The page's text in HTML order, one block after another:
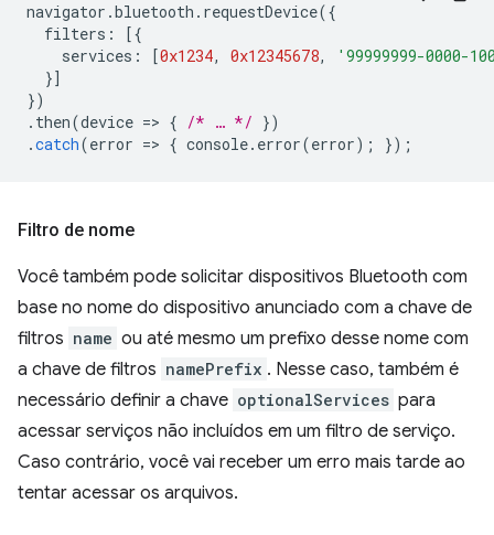
navigator .bluetooth . requestDevice({
filters :
[{
services : [0x1234, 0x12345678,
'99999999-0000-
}]
})
. then(device => { /* … */ })
.catch(error => { console. error(error); });
Filtro de nome
Você também pode solicitar dispositivos Bluetooth com
base no nome do dispositivo anunciado com a chave de
filtros name ou até mesmo um prefixo desse nome com
a chave de filtros namePrefix . Nesse caso, também é
necessário definir a chave optionalServices para
acessar serviços não incluídos em um filtro de serviço.
Caso contrário, você vai receber um erro mais tarde ao
tentar acessar os arquivos.